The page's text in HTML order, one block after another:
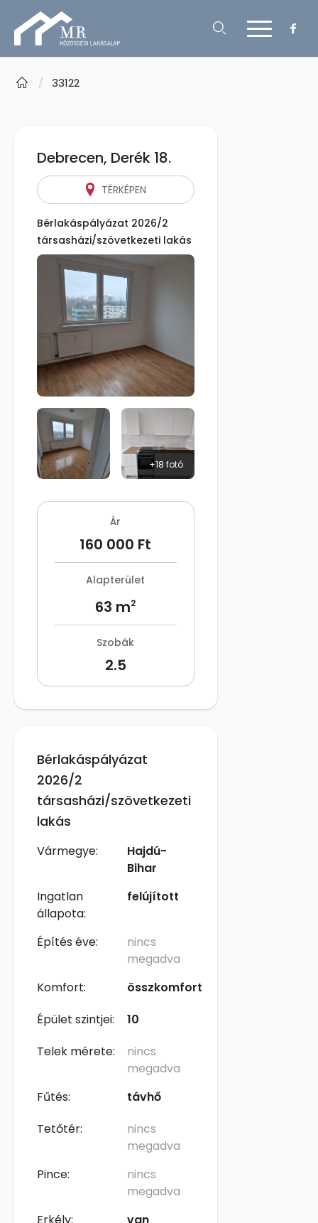
/ 33122
Debrecen, Derék 18.
TÉRKÉPEN
Bérlakáspályázat 2026/2
társasházi/szövetkezeti lakás
+18 fotó
Ár
160 000 Ft
Alapterület
63 m2
Szobák
2.5
Bérlakáspályázat
2026/2
társasházi/szövetkezeti
lakás
Vármegye:
Hajdú-
Bihar
Ingatlan
állapota:
felújított
Építés éve:
nincs
megadva
Komfort:
összkomfort
Épület szintjei:
10
Telek mérete:
nincs
megadva
Fűtés:
távhő
Tetőtér:
nincs
megadva
Pince:
nincs
megadva
Erkély:
van